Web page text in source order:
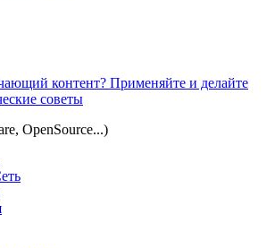
контент? Применяйте и делайте
советы
OpenSource...)